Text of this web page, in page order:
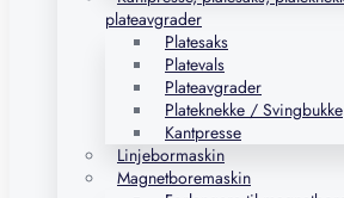
plateavgrader
Platesaks
Platevals
Plateavgrader
Plateknekke / Svingbukke
Kantpresse
Linjebormaskin
Magnetboremaskin